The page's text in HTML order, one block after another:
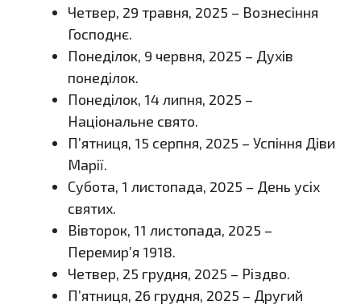
Четвер, 29 травня, 2025 – Вознесіння
Господнє.
Понеділок, 9 червня, 2025 – Духів
понеділок.
Понеділок, 14 липня, 2025 –
Національне свято.
П’ятниця, 15 серпня, 2025 – Успіння Діви
Марії.
Субота, 1 листопада, 2025 – День усіх
святих.
Вівторок, 11 листопада, 2025 –
Перемир’я 1918.
Четвер, 25 грудня, 2025 – Різдво.
П’ятниця, 26 грудня, 2025 – Другий